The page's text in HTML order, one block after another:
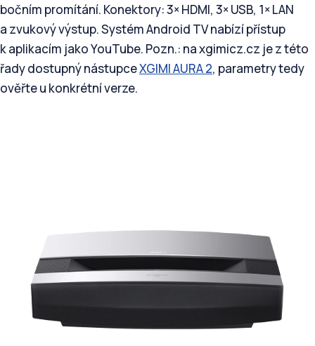
bočním promítání. Konektory: 3× HDMI, 3× USB, 1× LAN
a zvukový výstup. Systém Android TV nabízí přístup
k aplikacím jako YouTube. Pozn.: na xgimicz.cz je z této
řady dostupný nástupceXGIMI AURA 2, parametry tedy
ověřte u konkrétní verze.